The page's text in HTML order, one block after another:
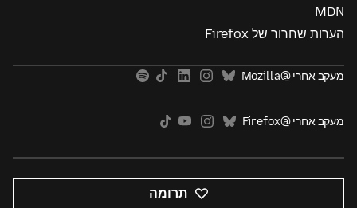
MDN
הערות שחרור של Firefox
מעקב אחרי @Mozilla
מעקב אחרי @Firefox
תרומה